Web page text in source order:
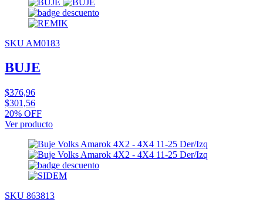
SKU AM0183
BUJE
$376,96
$301,56
20% OFF
Ver producto
SKU 863813